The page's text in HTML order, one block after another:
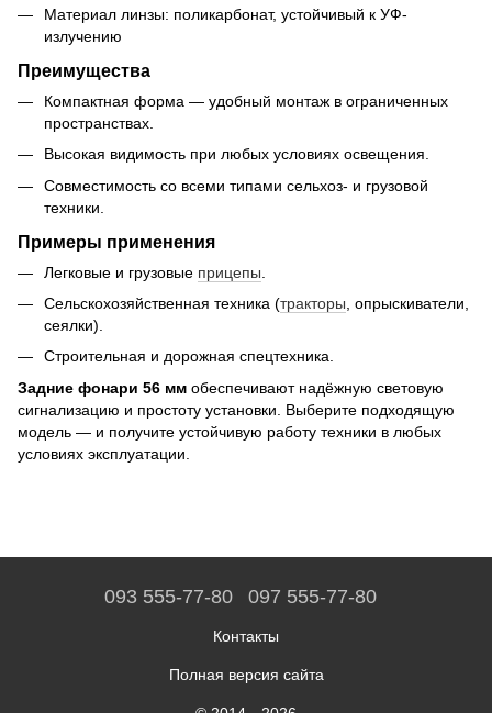
Материал линзы: поликарбонат, устойчивый к УФ-
излучению
Преимущества
Компактная форма — удобный монтаж в ограниченных
пространствах.
Высокая видимость при любых условиях освещения.
Совместимость со всеми типами сельхоз- и грузовой
техники.
Примеры применения
Легковые и грузовые прицепы
Сельскохозяйственная техника (тракторы , опрыскиватели,
сеялки).
Строительная и дорожная спецтехника.
Задние фонари 56 мм обеспечивают надёжную световую
сигнализацию и простоту установки. Выберите подходящую
модель — и получите устойчивую работу техники в любых
условиях эксплуатации.
093 555-77-80 097 555-77-80
Контакты
Полная версия сайта